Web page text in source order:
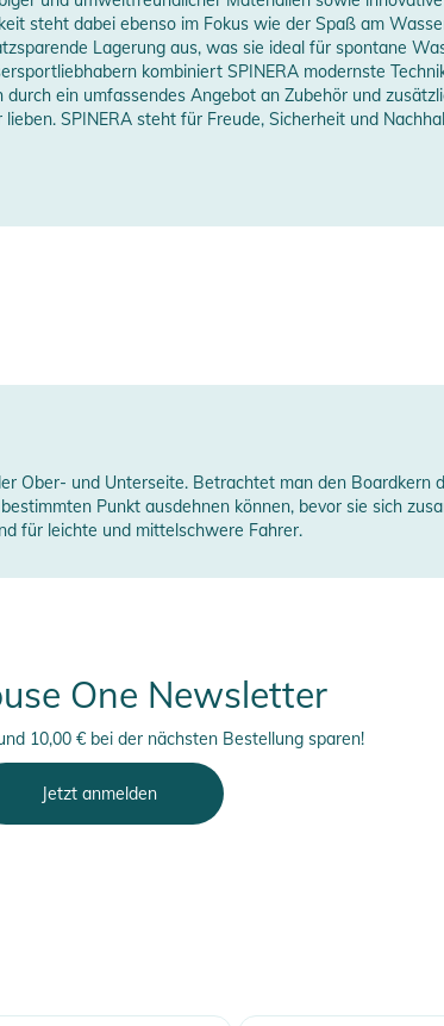
dem Wasser.
- das neue
Qualität und
steht dabei ebenso im Fokus wie der Spaß am
Lagerung aus, was sie ideal für spontane
kombiniert SPINERA modernste
ein umfassendes Angebot an Zubehör und
SPINERA steht für Freude, Sicherheit und
Ober- und Unterseite. Betrachtet man den Boardkern
Punkt ausdehnen können, bevor sie sich
für leichte und mittelschwere Fahrer.
One Newsletter
10,00 € bei der nächsten Bestellung sparen!
Jetzt anmelden